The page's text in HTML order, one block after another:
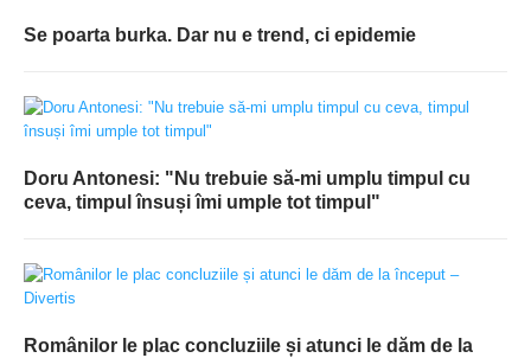
Se poarta burka. Dar nu e trend, ci epidemie
Doru Antonesi: "Nu trebuie să-mi umplu timpul cu
ceva, timpul însuși îmi umple tot timpul"
Românilor le plac concluziile și atunci le dăm de la